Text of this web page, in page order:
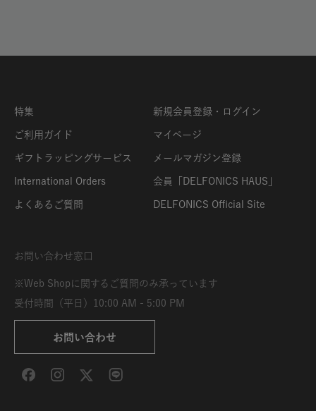
特集
ご利用ガイド
ギフトラッピングサービス
International Orders
よくあるご質問
新規会員登録・ログイン
マイページ
メールマガジン登録
会員「DELFONICS HAUS」
DELFONICS Official Site
お問い合わせ窓口
※Web Shopに関するご質問のみ承っています
受付時間（平日）10:00 AM - 5:00 PM
お問い合わせ